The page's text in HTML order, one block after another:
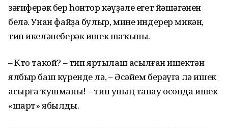
зәғиферәк бер һонтор кәүҙәле егет йәшәгәнен
белә. Унан файҙа булыр, мине индерер микән,
тип икеләнеберәк ишек шаҡыны.
– Кто такой? – тип яртылаш асылған ишектән
ялбыр баш күренде лә, – Әсәйем берәүгә лә ишек
асырға ҡушманы! – тип уның танау осонда ишек
«шарт» ябылды.